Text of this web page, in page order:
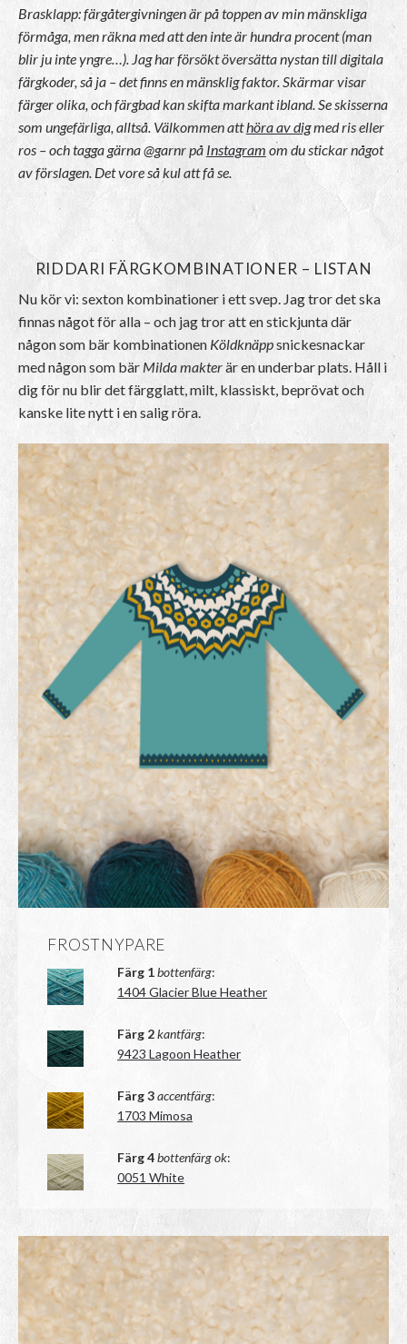
Brasklapp: färgåtergivningen är på toppen av min mänskliga
förmåga, men räkna med att den inte är hundra procent (man
blir ju inte yngre…). Jag har försökt översätta nystan till digitala
färgkoder, så ja – det finns en mänsklig faktor.Skärmar visar
färger olika, och färgbad kan skifta markant ibland.Se skisserna
som ungefärliga, alltså. Välkommen atthöra av digmed ris eller
ros – och tagga gärna @garnr på Instagram om du stickar något
av förslagen. Det vore så kul att få se.
RIDDARI FÄRGKOMBINATIONER – LISTAN
Nu kör vi: sexton kombinationer i ett svep. Jag tror det ska
finnas något för alla – och jag tror att en stickjunta där
någon som bär kombinationen Köldknäppsnickesnackar
med någon som bär Milda makterär en underbar plats. Håll i
dig för nu blir det färgglatt, milt, klassiskt, beprövat och
kanske lite nytt i en salig röra.
FROSTNYPARE
Färg 1bottenfärg:
1404 Glacier Blue Heather
Färg 2kantfärg:
9423 Lagoon Heather
Färg 3accentfärg:
1703 Mimosa
Färg 4bottenfärg ok:
0051 White